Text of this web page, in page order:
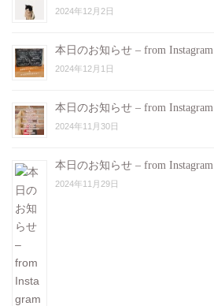
2024年12月2日
本日のお知らせ – from Instagram
2024年12月1日
本日のお知らせ – from Instagram
2024年11月30日
本日のお知らせ – from Instagram
2024年11月29日